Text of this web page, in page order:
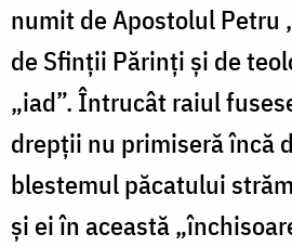
numit de Apostolul Petru
de Sfinții Părinți și de
„iad”. Întrucât raiul
drepții nu primiseră încă
blestemul păcatului
și ei în această